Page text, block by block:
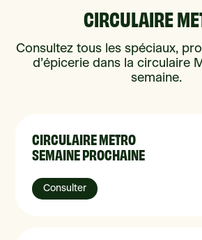
CIRCULAIRE
Consultez tous les spéciaux,
d’épicerie dans la circulaire
semaine.
CIRCULAIRE METRO
SEMAINE PROCHAINE
Consulter